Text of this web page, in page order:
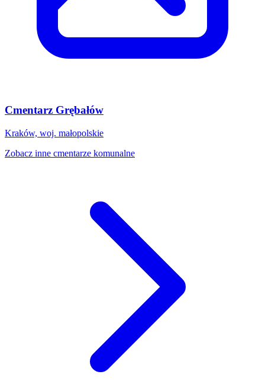
Cmentarz Grębałów
Kraków, woj. małopolskie
Zobacz inne cmentarze komunalne